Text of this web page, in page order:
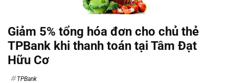
Giảm 5% tổng hóa đơn cho chủ thẻ
TPBank khi thanh toán tại Tâm Đạt
Hữu Cơ
TPBank